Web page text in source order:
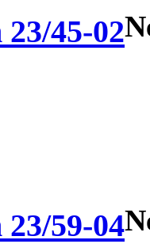
45-02
59-04